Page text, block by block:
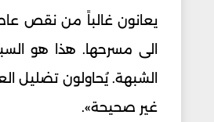
يعانون غالباً من نقص
الى مسرحها. هذا هو
الشبهة. يُحاولون تضليل
غير صحيحة».